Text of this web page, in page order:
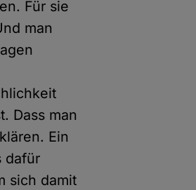
Für sie
man
Dass man
Ein
dafür
sich damit